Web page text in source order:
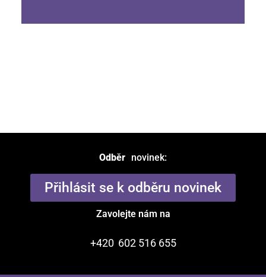
Odběr novinek:
Přihlásit se k odběru novinek
Zavolejte nám na
+420 602 516 655